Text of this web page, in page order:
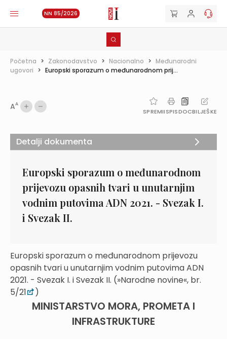
NN 85/2026
Početna > Zakonodavstvo > Nacionalno > Međunarodni
ugovori > Europski sporazum o međunarodnom prij...
AA
SPREMIISPISDOCBILJEŠKE
Europski sporazum o međunarodnom
prijevozu opasnih tvari u unutarnjim
vodnim putovima ADN 2021. - Svezak I.
i Svezak II.
Europski sporazum o međunarodnom prijevozu
opasnih tvari u unutarnjim vodnim putovima ADN
2021. - Svezak I. i Svezak II. (»Narodne novine«, br.
5/21
)
MINISTARSTVO MORA, PROMETA I
INFRASTRUKTURE
Detalji dokumenta